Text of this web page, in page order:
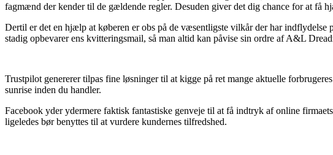
fagmænd der kender til de gældende regler. Desuden giver det dig chance for at få
Dertil er det en hjælp at køberen er obs på de væsentligste vilkår der har indflydelse
stadig opbevarer ens kvitteringsmail, så man altid kan påvise sin ordre af A&L
Trustpilot genererer tilpas fine løsninger til at kigge på ret mange aktuelle
sunrise inden du handler.
Facebook yder ydermere faktisk fantastiske genveje til at få indtryk af online
ligeledes bør benyttes til at vurdere kundernes tilfredshed.